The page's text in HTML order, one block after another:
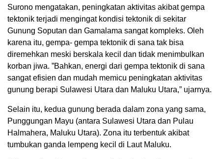
Surono mengatakan, peningkatan aktivitas akibat gempa
tektonik terjadi mengingat kondisi tektonik di sekitar
Gunung Soputan dan Gamalama sangat kompleks. Oleh
karena itu, gempa- gempa tektonik di sana tak bisa
diremehkan meski berskala kecil dan tidak menimbulkan
korban jiwa. ”Bahkan, energi dari gempa tektonik di sana
sangat efisien dan mudah memicu peningkatan aktivitas
gunung berapi Sulawesi Utara dan Maluku Utara,” ujarnya.
Selain itu, kedua gunung berada dalam zona yang sama,
Punggungan Mayu (antara Sulawesi Utara dan Pulau
Halmahera, Maluku Utara). Zona itu terbentuk akibat
tumbukan ganda lempeng kecil di Laut Maluku.